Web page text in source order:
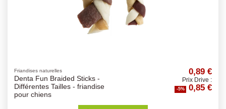
Friandises naturelles
Denta Fun Braided Sticks -
Différentes Tailles - friandise
pour chiens
0,89 €
Prix Drive :
-5% 0,85 €